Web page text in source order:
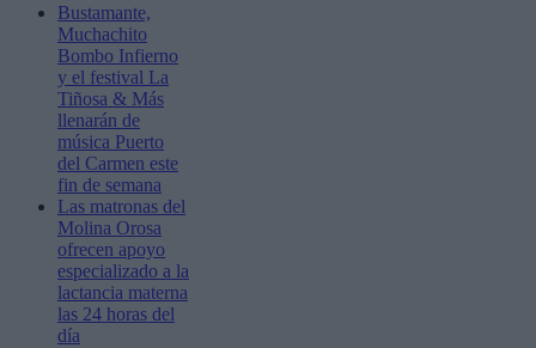
Bustamante,
Muchachito
Bombo Infierno
y el festival La
Tiñosa & Más
llenarán de
música Puerto
del Carmen este
fin de semana
Las matronas del
Molina Orosa
ofrecen apoyo
especializado a la
lactancia materna
las 24 horas del
día